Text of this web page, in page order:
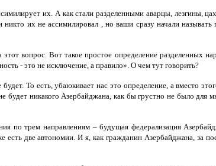
их. А как стали разделенными аварцы, лезгины,
их не ассимилировал , но ваши сразу начали
вопрос. Вот такое простое определение разделенных
- это не исключение, а правило». О чем тут говорить?
То есть, убаюкивает нас это определение, а вместо
будет никакого Азербайджана, как бы грустно не было для
по трем направлениям – будущая федерализация
две автономии. И я, как гражданин Азербайджана, за